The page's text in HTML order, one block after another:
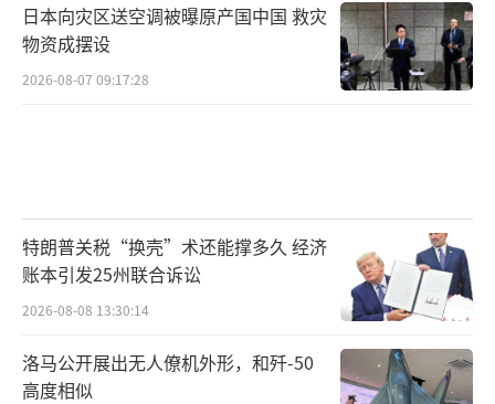
日本向灾区送空调被曝原产国中国 救灾
物资成摆设
2026-08-07 09:17:28
特朗普关税“换壳”术还能撑多久 经济
账本引发25州联合诉讼
2026-08-08 13:30:14
洛马公开展出无人僚机外形，和歼-50
高度相似